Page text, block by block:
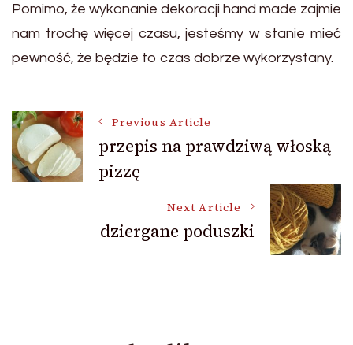
Pomimo, że wykonanie dekoracji hand made zajmie
nam trochę więcej czasu, jesteśmy w stanie mieć
pewność, że będzie to czas dobrze wykorzystany.
Post
Navigation
Previous Article
przepis na prawdziwą włoską
pizzę
Next Article
dziergane poduszki